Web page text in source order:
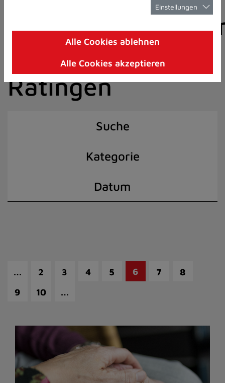
8)
I)
der Stadt
Ratingen
Suche
Kategorie
Datum
… 2 3 4 5 6 7
8
9
10 …
Einstellungen
Alle Cookies ablehnen
Alle Cookies akzeptieren